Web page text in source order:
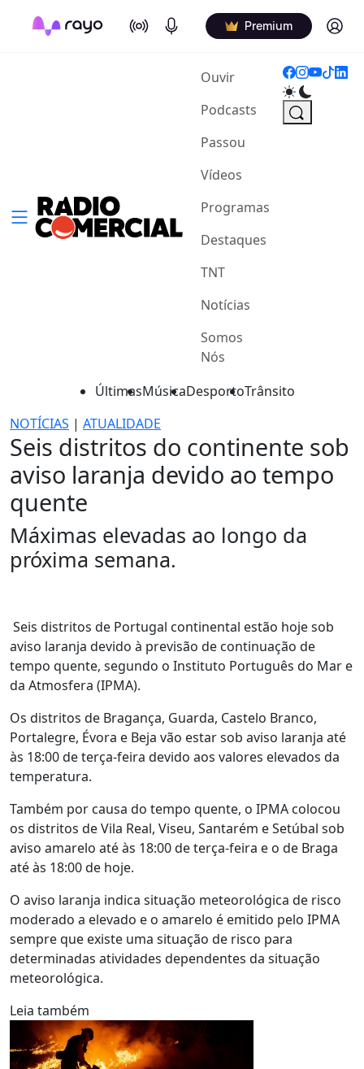
On Air Podcasts Premium Log in
Ouvir(current)
Podcasts
Passou
Vídeos
Programas
Destaques
TNT
Notícias
Somos
Nós
ÚltimasMúsicaDesportoTrânsito
NOTÍCIAS | ATUALIDADE
Seis distritos do continente sob
aviso laranja devido ao tempo
quente
Máximas elevadas ao longo da
próxima semana.
Seis distritos de Portugal continental estão hoje sob
aviso laranja devido à previsão de continuação de
tempo quente, segundo o Instituto Português do Mar e
da Atmosfera (IPMA).
Os distritos de Bragança, Guarda, Castelo Branco,
Portalegre, Évora e Beja vão estar sob aviso laranja até
às 18:00 de terça-feira devido aos valores elevados da
temperatura.
Também por causa do tempo quente, o IPMA colocou
os distritos de Vila Real, Viseu, Santarém e Setúbal sob
aviso amarelo até às 18:00 de terça-feira e o de Braga
até às 18:00 de hoje.
O aviso laranja indica situação meteorológica de risco
moderado a elevado e o amarelo é emitido pelo IPMA
sempre que existe uma situação de risco para
determinadas atividades dependentes da situação
meteorológica.
Leia também